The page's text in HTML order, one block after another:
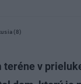
(8)
teréne v